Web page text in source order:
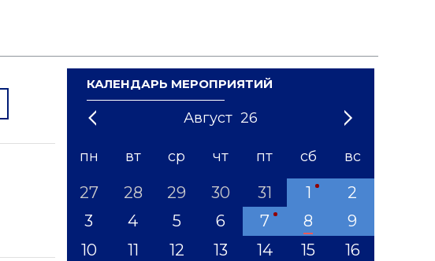
КАЛЕНДАРЬ МЕРОПРИЯТИЙ
Август 26
1 3 5 8 10 12
'21 '23 '24 '25 '26 '27 '28 '29 '31
пн вт ср чт пт сб вс
27 28 29 30 31 1
2
3
4 5 6 7 8
9
10
11 12 13 14 15
16